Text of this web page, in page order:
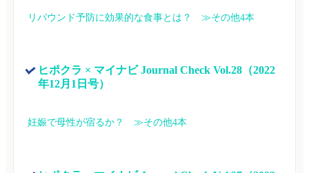
リバウンド予防に効果的な食事とは？　≫その他4本
ヒポクラ × マイナビ Journal Check Vol.28（2022
年12月1日号）
妊娠で母性が宿るか？　≫その他4本